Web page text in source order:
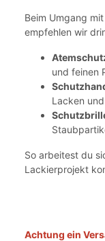
Beim Umgang
empfehlen wir
und feinen
Lacken
So arbeitest du
Lackierprojekt
Achtung ein